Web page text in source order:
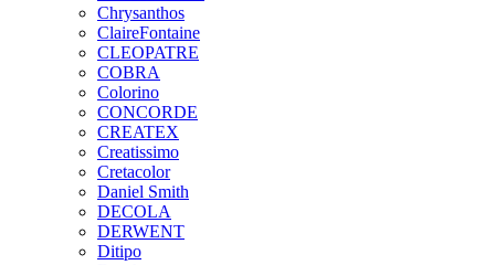
Chrysanthos
ClaireFontaine
CLEOPATRE
COBRA
Colorino
CONCORDE
CREATEX
Creatissimo
Cretacolor
Daniel Smith
DECOLA
DERWENT
Ditipo